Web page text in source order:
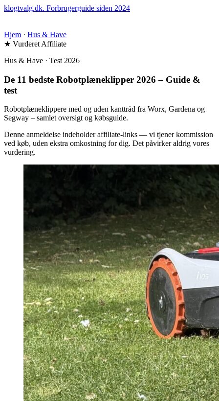
klogtvalg.dk. Forbrugerguide siden 2024
Hjem · Hus & Have
★ Vurderet Affiliate
Hus & Have · Test 2026
De 11 bedste Robotplæneklipper 2026 – Guide &
test
Robotplæneklippere med og uden kanttråd fra Worx, Gardena og
Segway – samlet oversigt og købsguide.
Denne anmeldelse indeholder affiliate-links — vi tjener kommission
ved køb, uden ekstra omkostning for dig. Det påvirker aldrig vores
vurdering.